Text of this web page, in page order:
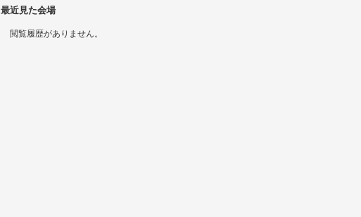
最近見た会場
閲覧履歴がありません。